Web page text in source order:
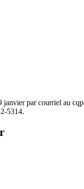
janvier par courriel au
5314.